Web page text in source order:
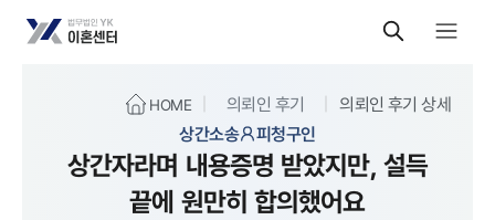
HOME 의뢰인 후기
의뢰인 후기 상세
상간소송
피청구인
상간자라며 내용증명 받았지만, 설득
끝에 원만히 합의했어요